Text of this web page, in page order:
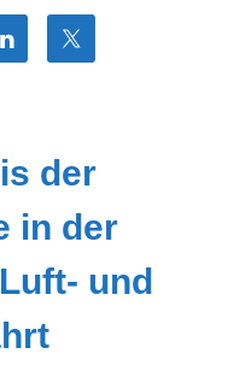
der
in der
und